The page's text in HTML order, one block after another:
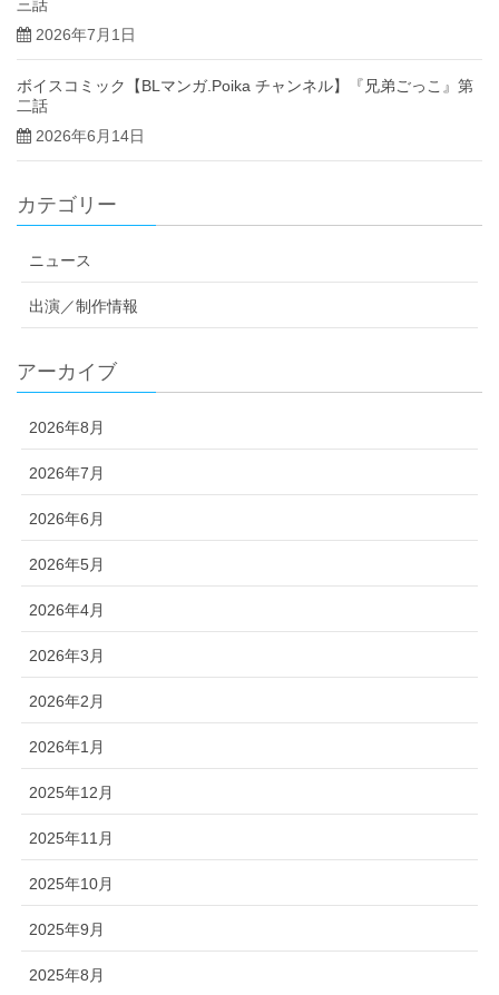
三話
2026年7月1日
ボイスコミック【BLマンガ.Poika チャンネル】『兄弟ごっこ』第
二話
2026年6月14日
カテゴリー
ニュース
出演／制作情報
アーカイブ
2026年8月
2026年7月
2026年6月
2026年5月
2026年4月
2026年3月
2026年2月
2026年1月
2025年12月
2025年11月
2025年10月
2025年9月
2025年8月